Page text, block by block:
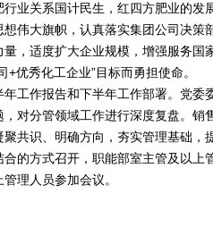
关系国计民生，红四方肥业的发
伟大旗帜，认真落实集团公司决
量，适度扩大企业规模，增强服务
+优秀化工企业”目标而勇担使命。
作报告和下半年工作部署。党委
对分管领域工作进行深度复盘。
共识、明确方向，夯实管理基础
方式召开，职能部室主管及以上
理人员参加会议。